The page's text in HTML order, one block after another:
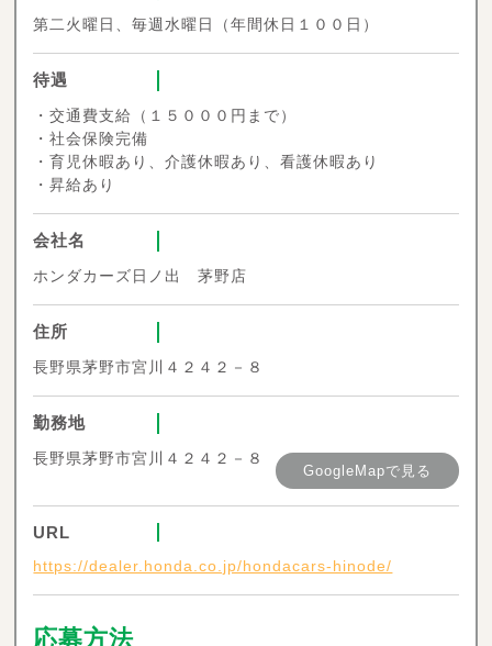
第二火曜日、毎週水曜日（年間休日１００日）
待遇
・交通費支給（１５０００円まで）
・社会保険完備
・育児休暇あり、介護休暇あり、看護休暇あり
・昇給あり
会社名
ホンダカーズ日ノ出 茅野店
住所
長野県茅野市宮川４２４２－８
勤務地
長野県茅野市宮川４２４２－８
GoogleMapで見る
URL
https://dealer.honda.co.jp/hondacars-hinode/
応募方法